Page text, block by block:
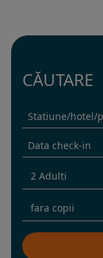
CĂUTARE